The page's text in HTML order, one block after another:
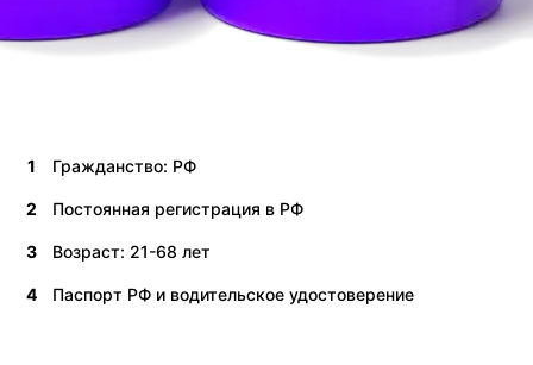
1 Гражданство: РФ
2 Постоянная регистрация в РФ
3 Возраст: 21-68 лет
4 Паспорт РФ и водительское удостоверение